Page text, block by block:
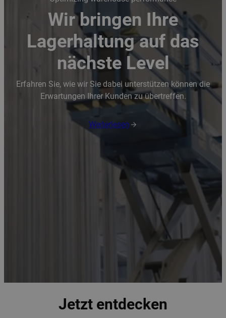
Wir bringen Ihre
Lagerhaltung auf das
nächste Level
Erfahren Sie, wie wir Sie dabei unterstützen können die
Erwartungen Ihrer Kunden zu übertreffen.
Weiterlesen
Jetzt entdecken